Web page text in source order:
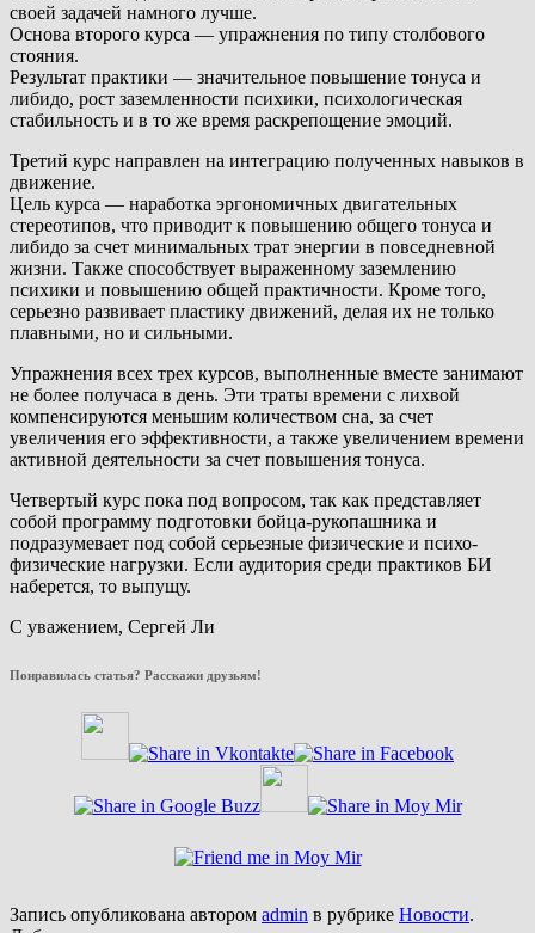
своей задачей намного лучше.
Основа второго курса — упражнения по типу столбового
стояния.
Результат практики — значительное повышение тонуса и
либидо, рост заземленности психики, психологическая
стабильность и в то же время раскрепощение эмоций.
Третий курс направлен на интеграцию полученных навыков в
движение.
Цель курса — наработка эргономичных двигательных
стереотипов, что приводит к повышению общего тонуса и
либидо за счет минимальных трат энергии в повседневной
жизни. Также способствует выраженному заземлению
психики и повышению общей практичности. Кроме того,
серьезно развивает пластику движений, делая их не только
плавными, но и сильными.
Упражнения всех трех курсов, выполненные вместе занимают
не более получаса в день. Эти траты времени с лихвой
компенсируются меньшим количеством сна, за счет
увеличения его эффективности, а также увеличением времени
активной деятельности за счет повышения тонуса.
Четвертый курс пока под вопросом, так как представляет
собой программу подготовки бойца-рукопашника и
подразумевает под собой серьезные физические и психо-
физические нагрузки. Если аудитория среди практиков БИ
наберется, то выпущу.
С уважением, Сергей Ли
Понравилась статья? Расскажи друзьям!
Запись опубликована автором admin в рубрике Новости.